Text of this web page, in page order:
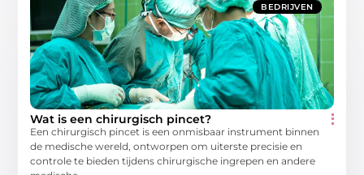
BEDRIJVEN
Wat is een chirurgisch pincet?
Een chirurgisch pincet is een onmisbaar instrument binnen
de medische wereld, ontworpen om uiterste precisie en
controle te bieden tijdens chirurgische ingrepen en andere